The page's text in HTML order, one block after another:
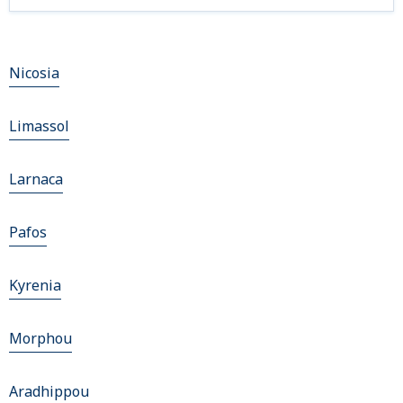
Nicosia
Limassol
Larnaca
Pafos
Kyrenia
Morphou
Aradhippou